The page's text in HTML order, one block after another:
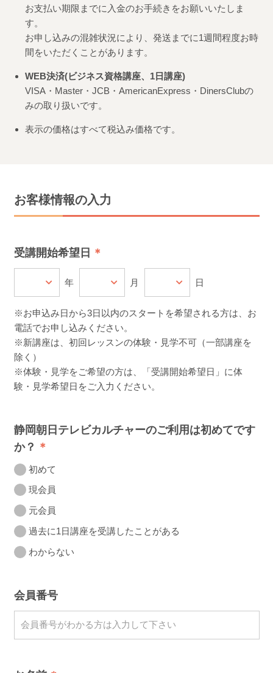
お支払い期限までに入金のお手続きをお願いいたしま
す。
お申し込みの混雑状況により、発送までに1週間程度お時
間をいただくことがあります。
WEB決済(ビジネス資格講座、1日講座)
VISA・Master・JCB・AmericanExpress・DinersClubの
みの取り扱いです。
表示の価格はすべて税込み価格です。
お客様情報の入力
受講開始希望日
年 月 日
※お申込み日から3日以内のスタートを希望される方は、お
電話でお申し込みください。
※新講座は、初回レッスンの体験・見学不可（一部講座を
除く）
※体験・見学をご希望の方は、「受講開始希望日」に体
験・見学希望日をご入力ください。
静岡朝日テレビカルチャーのご利用は初めてです
か？
初めて
現会員
元会員
過去に1日講座を受講したことがある
わからない
会員番号